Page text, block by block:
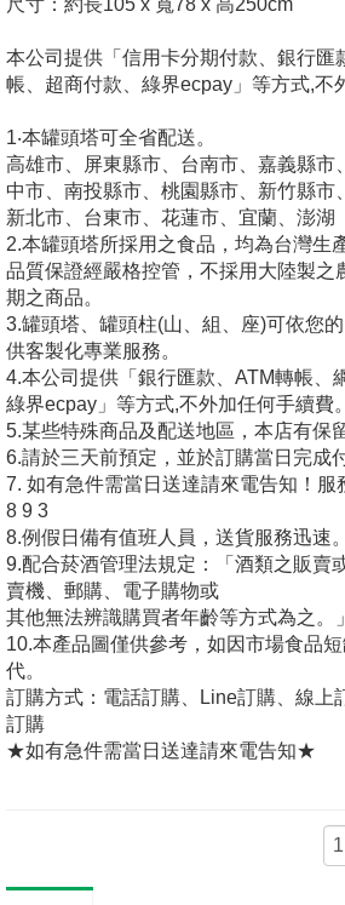
尺寸：約長105 x 寬78 x 高250cm
本公司提供「信用卡分期付款、銀行匯
帳、超商付款、綠界ecpay」等方式,不
1‧本罐頭塔可全省配送。
高雄市、屏東縣市、台南市、嘉義縣市
中市、南投縣市、桃園縣市、新竹縣市
新北市、台東市、花蓮市、宜蘭、澎湖
2.本罐頭塔所採用之食品，均為台灣生
品質保證經嚴格控管，不採用大陸製之
期之商品。
3.罐頭塔、罐頭柱(山、組、座)可依您
供客製化專業服務。
4.本公司提供「銀行匯款、ATM轉帳、
綠界ecpay」等方式,不外加任何手續費。
5.某些特殊商品及配送地區，本店有保
6.請於三天前預定，並於訂購當日完成
7. 如有急件需當日送達請來電告知！服
8 9 3
8.例假日備有值班人員，送貨服務迅速。
9.配合菸酒管理法規定：「酒類之販賣
賣機、郵購、電子購物或
其他無法辨識購買者年齡等方式為之。
10.本產品圖僅供參考，如因市場食品
代。
訂購方式：電話訂購、Line訂購、線上
訂購
★如有急件需當日送達請來電告知★